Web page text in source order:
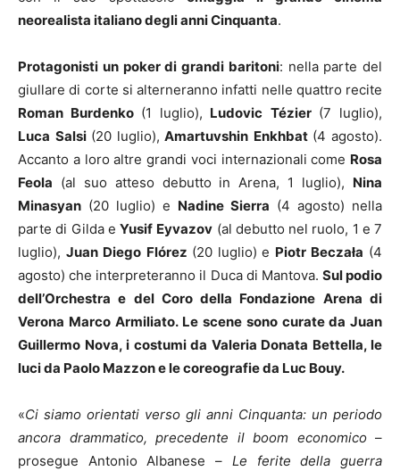
neorealista italiano degli anni Cinquanta.
Protagonisti un poker di grandi baritoni: nella parte del
giullare di corte si alterneranno infatti nelle quattro recite
Roman Burdenko(1 luglio), Ludovic Tézier(7 luglio),
Luca Salsi(20 luglio),Amartuvshin Enkhbat(4 agosto).
Accanto a loro altre grandi voci internazionali come Rosa
Feola (al suo atteso debutto in Arena, 1 luglio), Nina
Minasyan (20 luglio) e Nadine Sierra (4 agosto) nella
parte di Gilda e Yusif Eyvazov (al debutto nel ruolo, 1 e 7
luglio), Juan Diego Flórez (20 luglio) e Piotr Beczała (4
agosto) che interpreteranno il Duca di Mantova. Sul podio
dell’Orchestra e del Coro della Fondazione Arena di
Verona Marco Armiliato. Le scene sono curate da Juan
Guillermo Nova, i costumi da Valeria Donata Bettella, le
luci da Paolo Mazzon e le coreografie da Luc Bouy.
«Ci siamo orientati verso gli anni Cinquanta: un periodo
ancora drammatico, precedente il boom economico–
prosegue Antonio Albanese – Le ferite della guerra